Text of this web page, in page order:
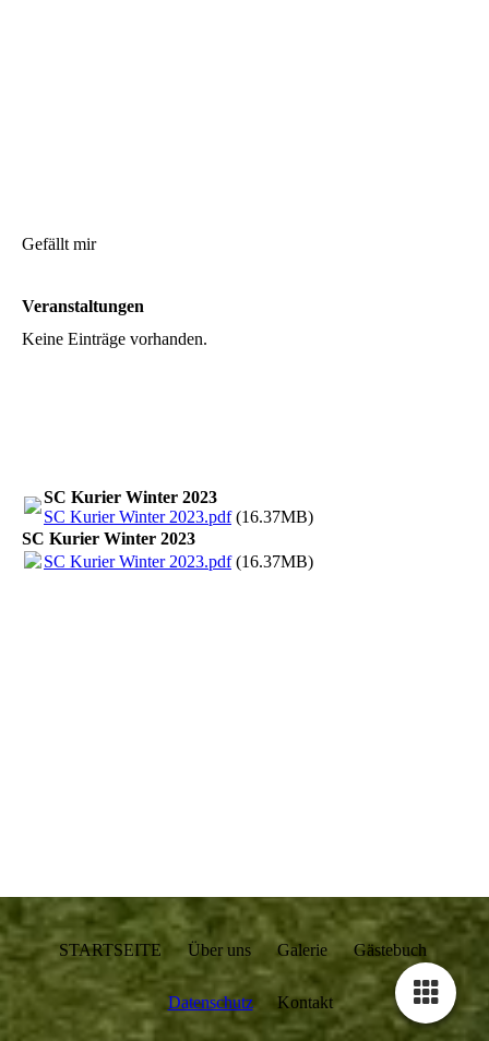
Gefällt mir
Veranstaltungen
Keine Einträge vorhanden.
SC Kurier Winter 2023
SC Kurier Winter 2023.pdf(16.37MB)
SC Kurier Winter 2023
SC Kurier Winter 2023.pdf(16.37MB)
STARTSEITE Über uns Galerie Gästebuch
Datenschutz Kontakt